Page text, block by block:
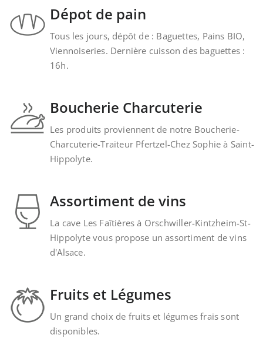
Dépot de pain
Tous les jours, dépôt de : Baguettes, Pains BIO,
Viennoiseries. Dernière cuisson des baguettes :
16h.
Boucherie Charcuterie
Les produits proviennent de notre Boucherie-
Charcuterie-Traiteur Pfertzel-Chez Sophie à Saint-
Hippolyte.
Assortiment de vins
La cave Les Faîtières à Orschwiller-Kintzheim-St-
Hippolyte vous propose un assortiment de vins
d'Alsace.
Fruits et Légumes
Un grand choix de fruits et légumes frais sont
disponibles.